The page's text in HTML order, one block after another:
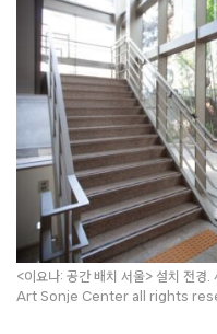
<이요나: 공간 배치 서울> 설치 전
Art Sonje Center all rights